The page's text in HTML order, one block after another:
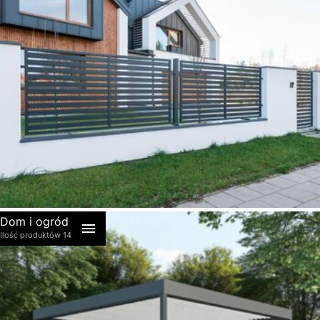
akcesoria
Dom i ogród
Ilość produktów 14